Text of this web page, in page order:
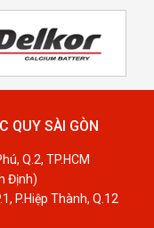
QUY SÀI GÒN
Q.2, TP.HCM
Định)
P.Hiệp Thành, Q.12